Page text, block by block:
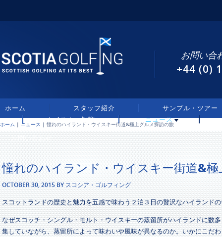
お問い合
+44 (0)
ホーム スタッフ紹介
サンプル・ツアー
ウイスキー探訪
ニュース
お問い合わせ
ホーム | ニュース | 憧れのハイランド・ウイスキー街道&極上グルメ探訪の旅
憧れのハイランド・ウイスキー街道&
OCTOBER 30, 2015 BY スコシア・ゴルフィング
スコットランドの歴史と魅力を五感で味わう２泊３日の贅沢なハイランド
なぜスコッチ・シングル・モルト・ウイスキーの蒸留所がハイランドに数
集していながら、蒸留所によって味わいや風味が異なるのか。いかにこだ